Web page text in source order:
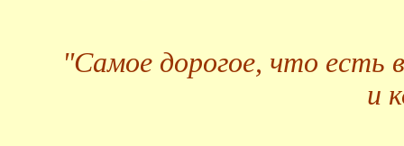
"Самое дорогое, что есть
и